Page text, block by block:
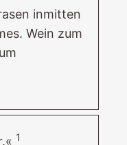
inmitten
Wein zum
1